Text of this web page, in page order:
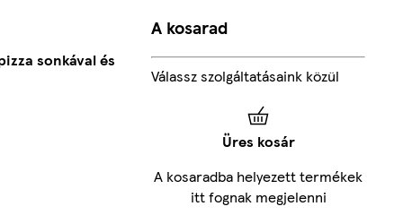
sonkával és
A kosarad
Válassz szolgáltatásaink közül
Üres kosár
A kosaradba helyezett termékek
itt fognak megjelenni